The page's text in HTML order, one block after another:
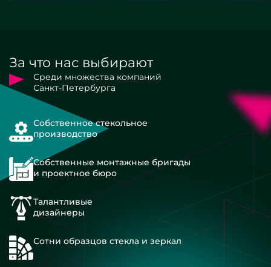
За что нас выбирают
Среди множества компаний
Санкт-Петербурга
Собственное стекольное
производство
Собственные монтажные бригады
и проектное бюро
Талантливые
дизайнеры
Сотни образцов стекла и зеркал